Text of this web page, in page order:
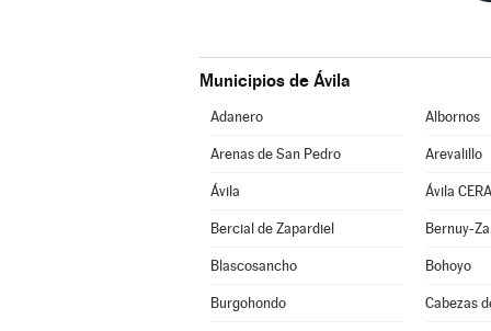
Municipios de Ávila
Adanero Albornos
Arenas de San Pedro Arevalillo
Ávila Ávila CERA
Bercial de Zapardiel Bernuy-
Blascosancho Bohoyo
Burgohondo Cabezas